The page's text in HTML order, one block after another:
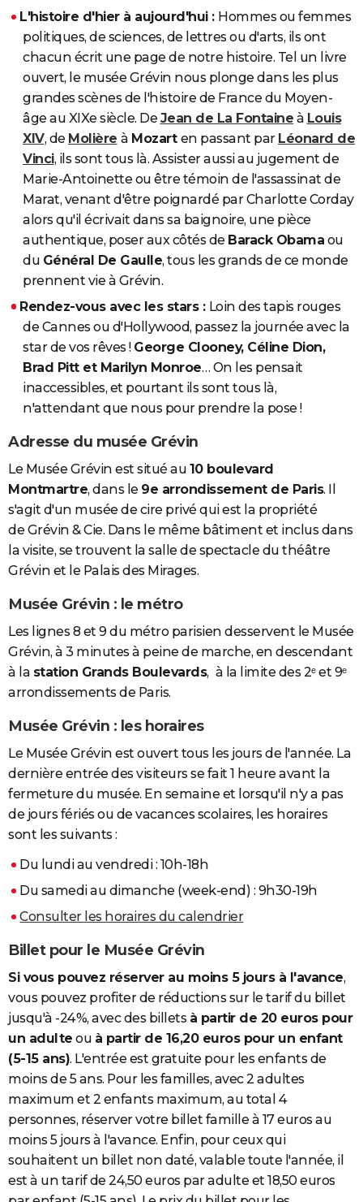
L'histoire d'hier à aujourd'hui : Hommes ou femmes
politiques, de sciences, de lettres ou d'arts, ils ont
chacun écrit une page de notre histoire. Tel un livre
ouvert, le musée Grévin nous plonge dans les plus
grandes scènes de l'histoire de France du Moyen-
âge au XIXe siècle. De Jean de La Fontaine à Louis
XIV, de Molière à Mozart en passant par Léonard de
Vinci, ils sont tous là. Assister aussi au jugement de
Marie-Antoinette ou être témoin de l'assassinat de
Marat, venant d'être poignardé par Charlotte Corday
alors qu'il écrivait dans sa baignoire, une pièce
authentique, poser aux côtés de Barack Obama ou
du Général De Gaulle, tous les grands de ce monde
prennent vie à Grévin.
Rendez-vous avec les stars : Loin des tapis rouges
de Cannes ou d'Hollywood, passez la journée avec la
star de vos rêves ! George Clooney, Céline Dion,
Brad Pitt et Marilyn Monroe… On les pensait
inaccessibles, et pourtant ils sont tous là,
n'attendant que nous pour prendre la pose !
Adresse du musée Grévin
Le Musée Grévin est situé au 10 boulevard
Montmartre, dans le 9e arrondissement de Paris. Il
s'agit d'un musée de cire privé qui est la propriété
de Grévin & Cie. Dans le même bâtiment et inclus dans
la visite, se trouvent la salle de spectacle du théâtre
Grévin et le Palais des Mirages.
Musée Grévin : le métro
Les lignes 8 et 9 du métro parisien desservent le Musée
Grévin, à 3 minutes à peine de marche, en descendant
à la station Grands Boulevards, à la limite des 2ᵉ et 9ᵉ
arrondissements de Paris.
Musée Grévin : les horaires
Le Musée Grévin est ouvert tous les jours de l'année. La
dernière entrée des visiteurs se fait 1 heure avant la
fermeture du musée. En semaine et lorsqu'il n'y a pas
de jours fériés ou de vacances scolaires, les horaires
sont les suivants :
Du lundi au vendredi : 10h-18h
Du samedi au dimanche (week-end) : 9h30-19h
Consulter les horaires du calendrier
Billet pour le Musée Grévin
Si vous pouvez réserver au moins 5 jours à l'avance,
vous pouvez profiter de réductions sur le tarif du billet
jusqu'à -24%, avec des billets à partir de 20 euros pour
un adulte ou à partir de 16,20 euros pour un enfant
(5-15 ans). L'entrée est gratuite pour les enfants de
moins de 5 ans. Pour les familles, avec 2 adultes
maximum et 2 enfants maximum, au total 4
personnes, réserver votre billet famille à 17 euros au
moins 5 jours à l'avance. Enfin, pour ceux qui
souhaitent un billet non daté, valable toute l'année, il
est à un tarif de 24,50 euros par adulte et 18,50 euros